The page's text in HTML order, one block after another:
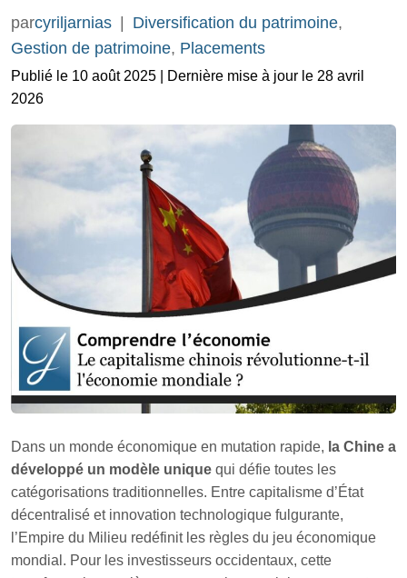
parcyriljarnias Diversification du patrimoine,
Gestion de patrimoine, Placements
Publié le 10 août 2025 | Dernière mise à jour le 28 avril
2026
Dans un monde économique en mutation rapide, la Chine a
développé un modèle unique qui défie toutes les
catégorisations traditionnelles. Entre capitalisme d’État
décentralisé et innovation technologique fulgurante,
l’Empire du Milieu redéfinit les règles du jeu économique
mondial. Pour les investisseurs occidentaux, cette